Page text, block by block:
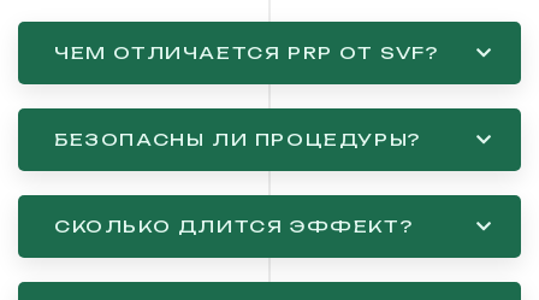
ЧЕМ ОТЛИЧАЕТСЯ PRP ОТ SVF?
БЕЗОПАСНЫ ЛИ ПРОЦЕДУРЫ?
СКОЛЬКО ДЛИТСЯ ЭФФЕКТ?